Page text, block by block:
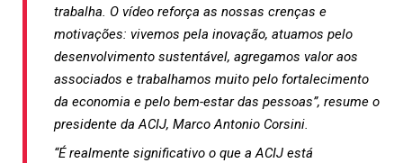
trabalha. O vídeo reforça as nossas crenças e
motivações: vivemos pela inovação, atuamos pelo
desenvolvimento sustentável, agregamos valor aos
associados e trabalhamos muito pelo fortalecimento
da economia e pelo bem-estar das pessoas”, resume o
presidente da ACIJ, Marco Antonio Corsini.
“É realmente significativo o que a ACIJ está